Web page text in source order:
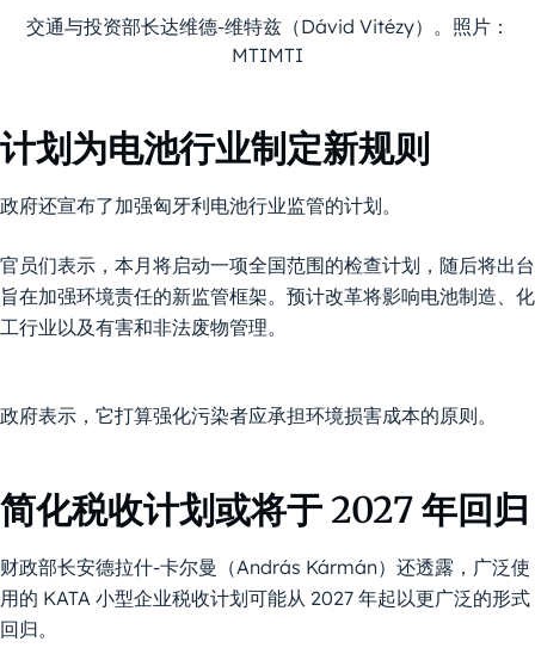
交通与投资部长达维德-维特兹（Dávid Vitézy）。照片：
MTIMTI
计划为电池行业制定新规则
政府还宣布了加强匈牙利电池行业监管的计划。
官员们表示，本月将启动一项全国范围的检查计划，随后将出台
旨在加强环境责任的新监管框架。预计改革将影响电池制造、化
工行业以及有害和非法废物管理。
政府表示，它打算强化污染者应承担环境损害成本的原则。
简化税收计划或将于 2027 年回归
财政部长安德拉什-卡尔曼（András Kármán）还透露，广泛使
用的 KATA 小型企业税收计划可能从 2027 年起以更广泛的形式
回归。